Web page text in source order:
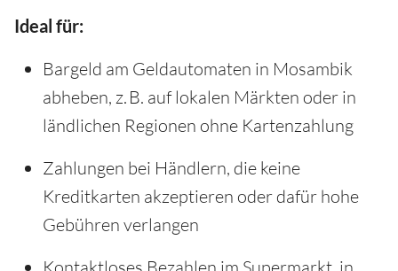
Ideal für:
Bargeld am Geldautomaten in Mosambik
abheben, z. B. auf lokalen Märkten oder in
ländlichen Regionen ohne Kartenzahlung
Zahlungen bei Händlern, die keine
Kreditkarten akzeptieren oder dafür hohe
Gebühren verlangen